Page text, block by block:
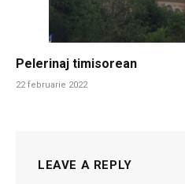
Pelerinaj timisorean
22 februarie 2022
LEAVE A REPLY